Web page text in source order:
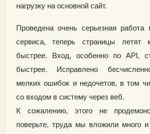
нагрузку на основной сайт.
Проведена очень серьезная работа
сервиса, теперь страницы летят
быстрее. Вход, особенно по API,
быстрее. Исправлено
мелких ошибок и недочетов, в том
со входом в систему через веб.
К сожалению, этого не
поверьте, труда мы вложили много